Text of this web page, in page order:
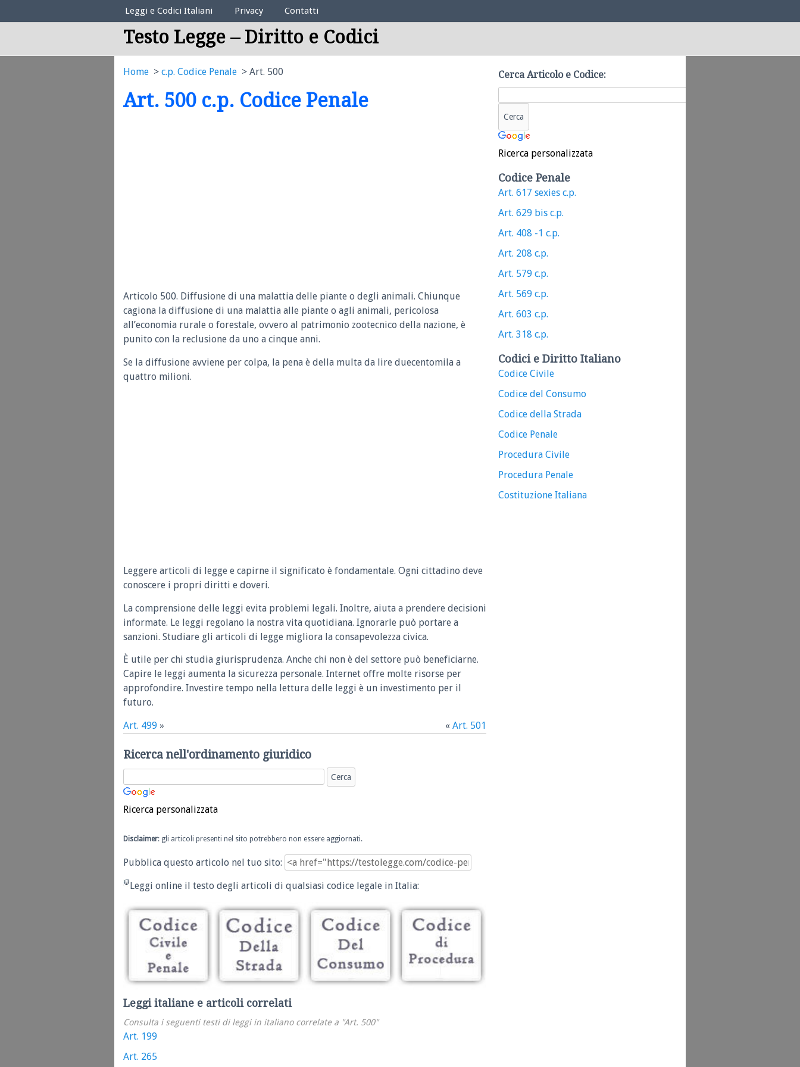
Elenco Codici Legali
Leggi e Codici Italiani Privacy Contatti
Testo Legge – Diritto e Codici
Home c.p. Codice Penale Art. 500
Art. 500 c.p. Codice Penale
Articolo 500. Diffusione di una malattia delle piante o degli animali. Chiunque
cagiona la diffusione di una malattia alle piante o agli animali, pericolosa
all’economia rurale o forestale, ovvero al patrimonio zootecnico della nazione, è
punito con la reclusione da uno a cinque anni.
Se la diffusione avviene per colpa, la pena è della multa da lire duecentomila a
quattro milioni.
Leggere articoli di legge e capirne il significato è fondamentale. Ogni cittadino deve
conoscere i propri diritti e doveri.
La comprensione delle leggi evita problemi legali. Inoltre, aiuta a prendere decisioni
informate. Le leggi regolano la nostra vita quotidiana. Ignorarle può portare a
sanzioni. Studiare gli articoli di legge migliora la consapevolezza civica.
È utile per chi studia giurisprudenza. Anche chi non è del settore può beneficiarne.
Capire le leggi aumenta la sicurezza personale. Internet offre molte risorse per
approfondire. Investire tempo nella lettura delle leggi è un investimento per il
futuro.
Art. 499 » « Art. 501
Ricerca nell'ordinamento giuridico
Ricerca personalizzata
Disclaimer: gli articoli presenti nel sito potrebbero non essere aggiornati.
Pubblica questo articolo nel tuo sito:
Leggi online il testo degli articoli di qualsiasi codice legale in Italia:
Leggi italiane e articoli correlati
Consulta i seguenti testi di leggi in italiano correlate a "Art. 500"
Art. 199
Art. 265
Cerca Articolo e Codice:
Ricerca personalizzata
Codice Penale
Art. 617 sexies c.p.
Art. 629 bis c.p.
Art. 408 -1 c.p.
Art. 208 c.p.
Art. 579 c.p.
Art. 569 c.p.
Art. 603 c.p.
Art. 318 c.p.
Codici e Diritto Italiano
Codice Civile
Codice del Consumo
Codice della Strada
Codice Penale
Procedura Civile
Procedura Penale
Costituzione Italiana